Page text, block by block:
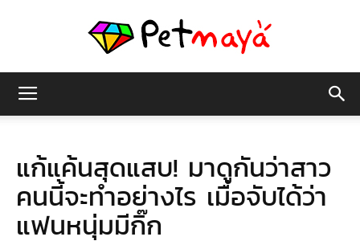
มายา
แก้แค้นสุดแสบ! มาดูกันว่าสาว
คนนี้จะทำอย่างไร เมื่อจับได้ว่า
แฟนหนุ่มมีกิ๊ก